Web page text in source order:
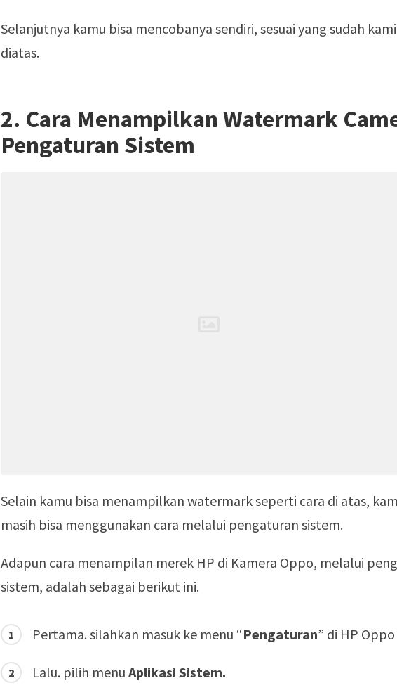
Selanjutnya kamu bisa mencobanya sendiri, sesuai yang sudah
diatas.
2. Cara Menampilkan Watermark
Pengaturan Sistem
Selain kamu bisa menampilkan watermark seperti cara di atas,
masih bisa menggunakan cara melalui pengaturan sistem.
Adapun cara menampilan merek HP di Kamera Oppo, melalui
sistem, adalah sebagai berikut ini.
Pertama. silahkan masuk ke menu “Pengaturan” di HP
Lalu. pilih menu Aplikasi Sistem.